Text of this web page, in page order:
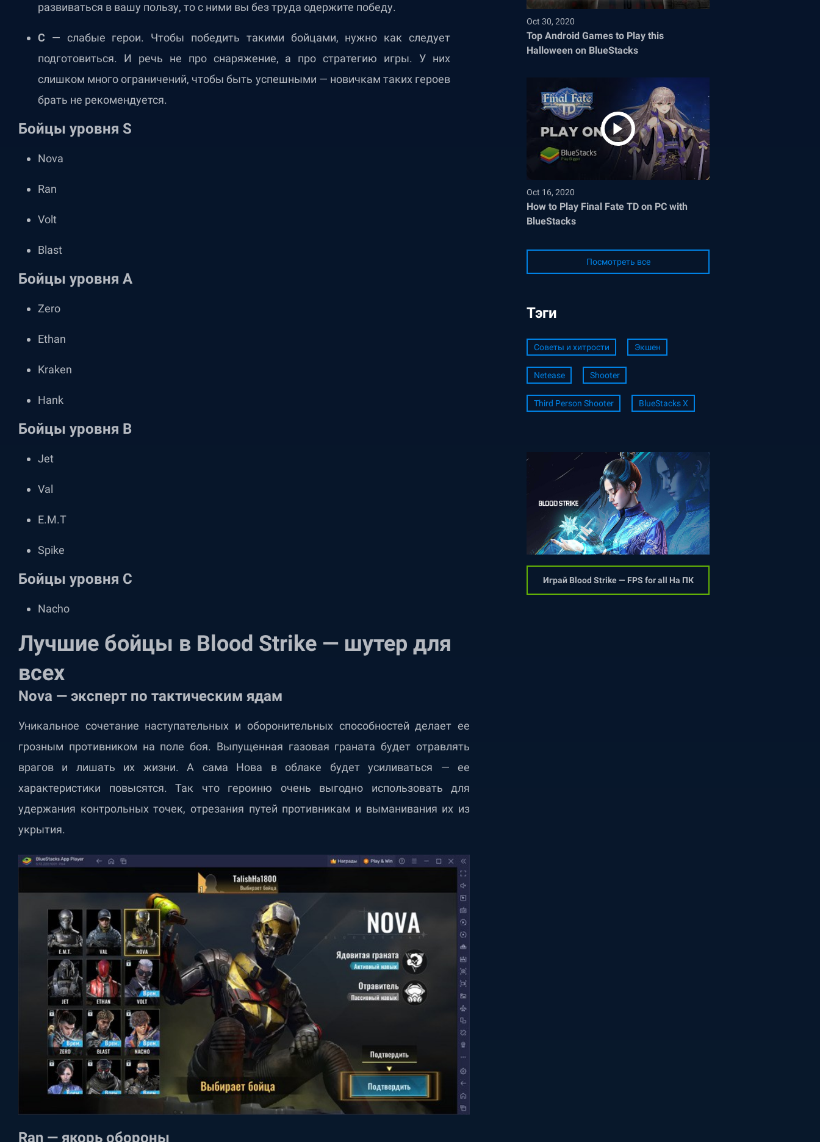
развиваться в вашу пользу, то с ними вы без труда одержите победу.
C — слабые герои. Чтобы победить такими бойцами, нужно как следует
подготовиться. И речь не про снаряжение, а про стратегию игры. У них
слишком много ограничений, чтобы быть успешными — новичкам таких героев
брать не рекомендуется.
Бойцы уровня S
Nova
Ran
Volt
Blast
Бойцы уровня A
Zero
Ethan
Kraken
Hank
Бойцы уровня В
Jet
Val
E.M.T
Spike
Бойцы уровня C
Nacho
Лучшие бойцы в Blood Strike — шутер для
всех
Nova — эксперт по тактическим ядам
Уникальное сочетание наступательных и оборонительных способностей делает ее
грозным противником на поле боя. Выпущенная газовая граната будет отравлять
врагов и лишать их жизни. А сама Нова в облаке будет усиливаться — ее
характеристики повысятся. Так что героиню очень выгодно использовать для
удержания контрольных точек, отрезания путей противникам и выманивания их из
укрытия.
Ran — якорь обороны
Oct 30, 2020
Top Android Games to Play this
Halloween on BlueStacks
Oct 16, 2020
How to Play Final Fate TD on PC with
BlueStacks
Посмотреть все
Тэги
Советы и хитрости Экшен
Netease Shooter
Third Person Shooter BlueStacks X
Играй Blood Strike — FPS for all На ПК